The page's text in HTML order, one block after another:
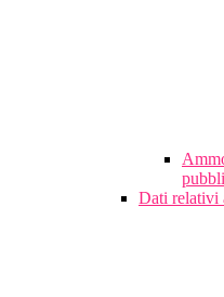
Dati relativi